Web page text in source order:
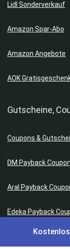
Lidl Sonderverkauf
Amazon Spar-Abo
Amazon Angebote
AOK
Gutscheine,
Coupons &
DM Payback
Aral Payback
Edeka Payback
Burger King